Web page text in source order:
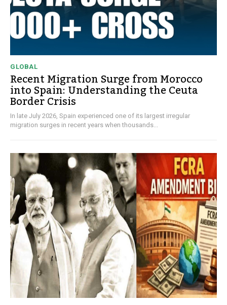
GLOBAL
Recent Migration Surge from Morocco
into Spain: Understanding the Ceuta
Border Crisis
In late July 2026, Spain experienced one of its largest irregular
migration surges in recent years when thousands...